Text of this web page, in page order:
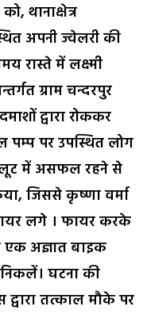
थानाक्षेत्र
अपनी ज्वेलरी की
रास्ते में लक्ष्मी
ग्राम चन्दरपुर
द्वारा रोककर
पम्प पर उपस्थित लोग
में असफल रहने से
जिससे कृष्णा वर्मा
लगे । फायर करके
अज्ञात बाइक
घटना की
तत्काल मौके पर